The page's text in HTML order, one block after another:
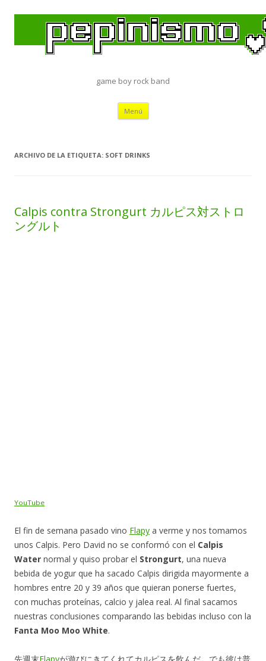
game boy rock band
Menú Saltar
contenido
ARCHIVO DE LA ETIQUETA: SOFT DRINKS
Calpis contra Strongurt カルピス対ストロ
ングルト
YouTube
El fin de semana pasado vino Flapy a verme y nos tomamos
unos Calpis. Pero David no se conformó con el Calpis
Water normal y quiso probar el Strongurt, una nueva
bebida de yogur que ha sacado Calpis dirigida mayormente a
hombres entre 20 y 39 años que quieran ponerse fuertes,
con muchas proteínas, calcio y jalea real. Al final sacamos
nuestras conclusiones comparando las bebidas incluso con la
Fanta Moo Moo White.